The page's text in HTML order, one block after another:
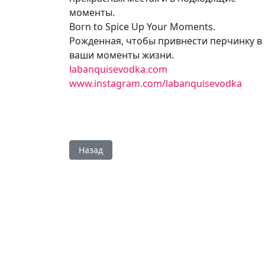
моменты.
Born to Spice Up Your Moments.
Рожденная, чтобы привнести перчинку в
ваши моменты жизни.
labanquisevodka.com
www.instagram.com/labanquisevodka
Предыдущий: Два настроения - один выбор в
Назад